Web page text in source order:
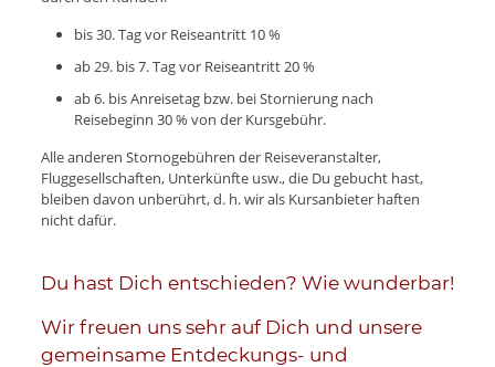
bis 30. Tag vor Reiseantritt 10 %
ab 29. bis 7. Tag vor Reiseantritt 20 %
ab 6. bis Anreisetag bzw. bei Stornierung nach
Reisebeginn 30 % von der Kursgebühr.
Alle anderen Stornogebühren der Reiseveranstalter,
Fluggesellschaften, Unterkünfte usw., die Du gebucht hast,
bleiben davon unberührt, d. h. wir als Kursanbieter haften
nicht dafür.
Du hast Dich entschieden? Wie wunderbar!
Wir freuen uns sehr auf Dich und unsere
gemeinsame Entdeckungs- und